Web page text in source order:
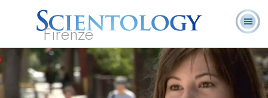
Firenze
L. Ron Hubbard:
Fondatore
Che cos’è
Scientology?
Ministri
Volontari
Domande
ricorrenti
Libri